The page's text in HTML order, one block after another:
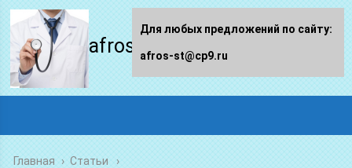
afros-st.ru
Главная › Статьи
Для любых предложений по сайту:
afros-st@cp9.ru